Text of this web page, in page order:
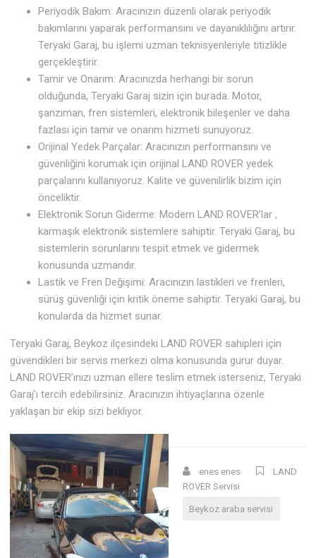
Periyodik Bakım: Aracınızın düzenli olarak periyodik
bakımlarını yaparak performansını ve dayanıklılığını artırır.
Teryaki Garaj, bu işlemi uzman teknisyenleriyle titizlikle
gerçekleştirir.
Tamir ve Onarım: Aracınızda herhangi bir sorun
olduğunda, Teryaki Garaj sizin için burada. Motor,
şanzıman, fren sistemleri, elektronik bileşenler ve daha
fazlası için tamir ve onarım hizmeti sunuyoruz.
Orijinal Yedek Parçalar: Aracınızın performansını ve
güvenliğini korumak için orijinal LAND ROVER yedek
parçalarını kullanıyoruz. Kalite ve güvenilirlik bizim için
önceliktir.
Elektronik Sorun Giderme: Modern LAND ROVER’lar ,
karmaşık elektronik sistemlere sahiptir. Teryaki Garaj, bu
sistemlerin sorunlarını tespit etmek ve gidermek
konusunda uzmandır.
Lastik ve Fren Değişimi: Aracınızın lastikleri ve frenleri,
sürüş güvenliği için kritik öneme sahiptir. Teryaki Garaj, bu
konularda da hizmet sunar.
Teryaki Garaj, Beykoz ilçesindeki LAND ROVER sahipleri için
güvendikleri bir servis merkezi olma konusunda gurur duyar.
LAND ROVER’ınızı uzman ellere teslim etmek isterseniz, Teryaki
Garaj’ı tercih edebilirsiniz. Aracınızın ihtiyaçlarına özenle
yaklaşan bir ekip sizi bekliyor.
enes enes
LAND
ROVER Servisi
Beykoz araba servisi